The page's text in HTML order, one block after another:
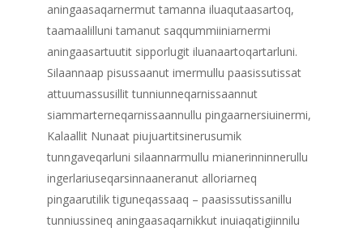
aningaasaqarnermut tamanna iluaqutaasartoq,
taamaalilluni tamanut saqqummiiniarnermi
aningaasartuutit sipporlugit iluanaartoqartarluni.
Silaannaap pisussaanut imermullu paasissutissat
attuumassusillit tunniunneqarnissaannut
siammarterneqarnissaannullu pingaarnersiuinermi,
Kalaallit Nunaat piujuartitsinerusumik
tunngaveqarluni silaannarmullu mianerinninnerullu
ingerlariuseqarsinnaaneranut alloriarneq
pingaarutilik tiguneqassaaq – paasissutissanillu
tunniussineq aningaasaqarnikkut inuiaqatigiinnilu